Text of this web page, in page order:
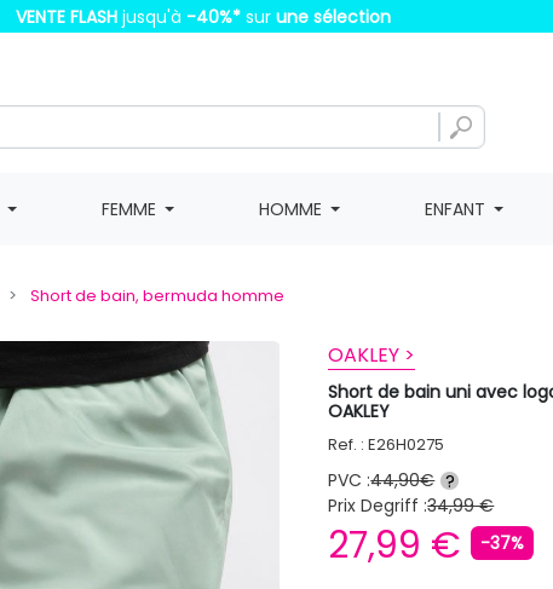
VENTE FLASH jusqu'à -40%* sur une sélection
FEMME HOMME ENFANT
Short de bain, bermuda homme
OAKLEY >
Short de bain uni avec
OAKLEY
Ref. : E26H0275
PVC :44,90€ ?
Prix Degriff :34,99 €
27,99 € -37%